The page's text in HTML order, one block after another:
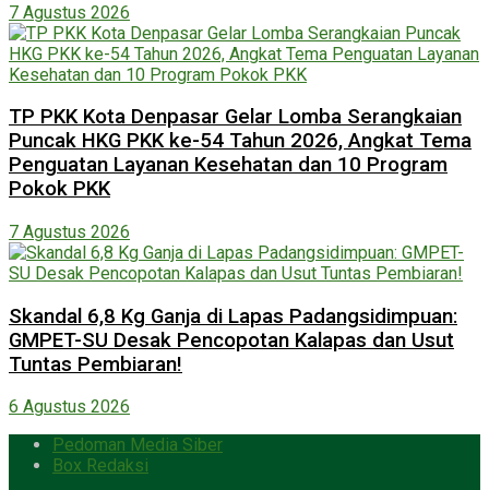
7 Agustus 2026
TP PKK Kota Denpasar Gelar Lomba Serangkaian
Puncak HKG PKK ke-54 Tahun 2026, Angkat Tema
Penguatan Layanan Kesehatan dan 10 Program
Pokok PKK
7 Agustus 2026
Skandal 6,8 Kg Ganja di Lapas Padangsidimpuan:
GMPET-SU Desak Pencopotan Kalapas dan Usut
Tuntas Pembiaran!
6 Agustus 2026
Pedoman Media Siber
Box Redaksi